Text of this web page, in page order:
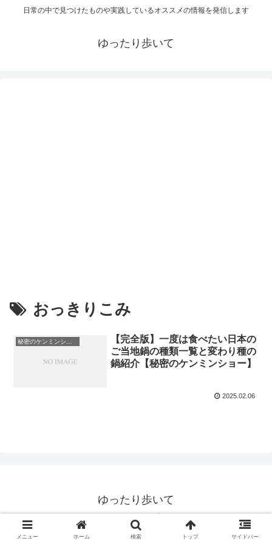
日常の中で見つけたものや実践しているオススメの情報を発信します
ゆったり歩いて
おっきりこみ
【完全版】一度は食べたい日本の
ご当地鍋の種類一覧と変わり種の
鍋紹介【秘密のケンミンショー】
2025.02.06
ゆったり歩いて
メニュー ホーム 検索 トップ サイドバー